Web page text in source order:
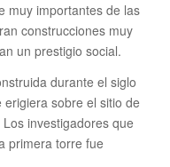
muy importantes de las
construcciones muy
un prestigio social.
durante el siglo
sobre el sitio de
investigadores que
primera torre fue